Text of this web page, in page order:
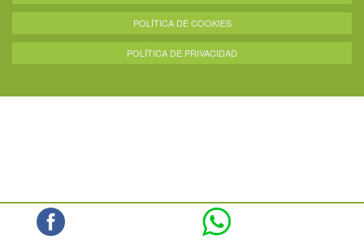
POLÍTICA DE COOKIES
POLÍTICA DE PRIVACIDAD